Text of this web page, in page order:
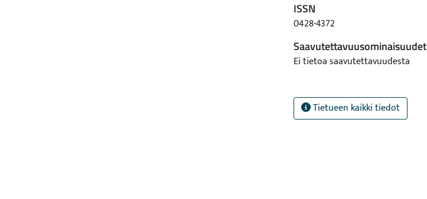
ISSN
0428-4372
Saavutettavuusominaisuudet
Ei tietoa saavutettavuudesta
Tietueen kaikki tiedot